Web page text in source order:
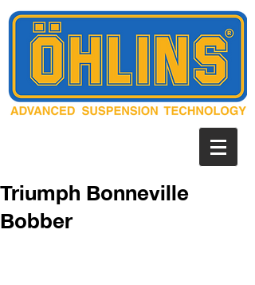
Triumph Bonneville
Bobber